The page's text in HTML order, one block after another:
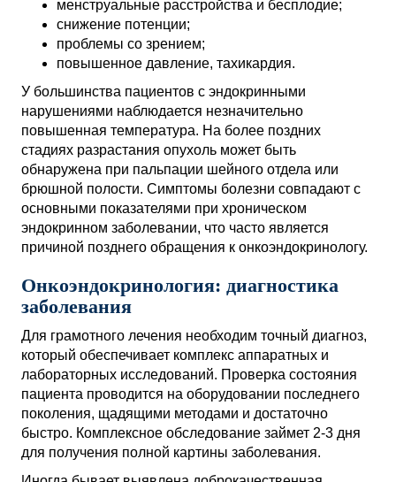
менструальные расстройства и бесплодие;
снижение потенции;
проблемы со зрением;
повышенное давление, тахикардия.
У большинства пациентов с эндокринными
нарушениями наблюдается незначительно
повышенная температура. На более поздних
стадиях разрастания опухоль может быть
обнаружена при пальпации шейного отдела или
брюшной полости. Симптомы болезни совпадают с
основными показателями при хроническом
эндокринном заболевании, что часто является
причиной позднего обращения к онкоэндокринологу.
Онкоэндокринология: диагностика
заболевания
Для грамотного лечения необходим точный диагноз,
который обеспечивает комплекс аппаратных и
лабораторных исследований. Проверка состояния
пациента проводится на оборудовании последнего
поколения, щадящими методами и достаточно
быстро. Комплексное обследование займет 2-3 дня
для получения полной картины заболевания.